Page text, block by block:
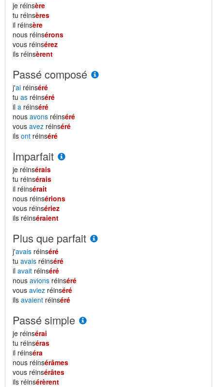
je réinsère
tu réinsères
il réinsère
nous réinsérons
vous réinsérez
ils réinsèrent
Passé composé
j'ai réinséré
tu as réinséré
il a réinséré
nous avons réinséré
vous avez réinséré
ils ont réinséré
Imparfait
je réinsérais
tu réinsérais
il réinsérait
nous réinsérions
vous réinsériez
ils réinséraient
Plus que parfait
j'avais réinséré
tu avais réinséré
il avait réinséré
nous avions réinséré
vous aviez réinséré
ils avaient réinséré
Passé simple
je réinsérai
tu réinséras
il réinséra
nous réinsérâmes
vous réinsérâtes
ils réinsérèrent